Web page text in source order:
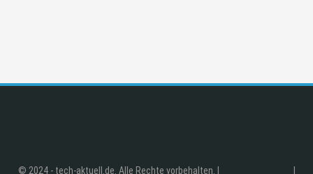
© 2024 - tech-aktuell.de. Alle Rechte vorbehalten. |